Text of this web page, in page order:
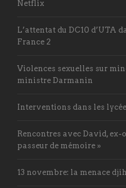
Netflix
L’attentat du DC10 d’UTA
France 2
Violences sexuelles sur
ministre Darmanin
Interventions dans les
Rencontres avec David, ex-
passeur de mémoire »
13 novembre: la menace